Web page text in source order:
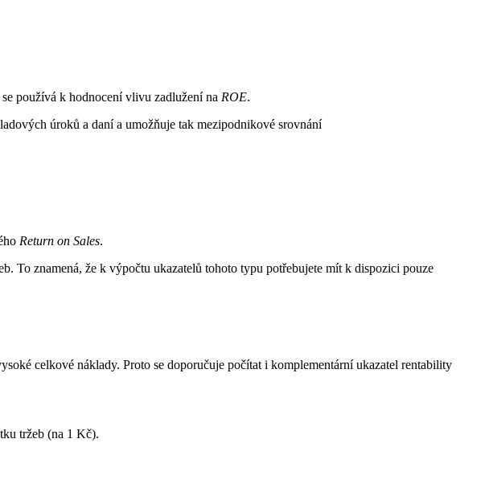
používá k hodnocení vlivu zadlužení na ROE.
úroků a daní a umožňuje tak mezipodnikové srovnání
Return on Sales.
To znamená, že k výpočtu ukazatelů tohoto typu potřebujete mít k dispozici pouze
celkové náklady. Proto se doporučuje počítat i komplementární ukazatel rentability
tržeb (na 1 Kč).